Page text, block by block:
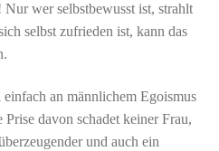
wer selbstbewusst ist, strahlt
selbst zufrieden ist, kann das
an männlichem Egoismus
davon schadet keiner Frau,
und auch ein